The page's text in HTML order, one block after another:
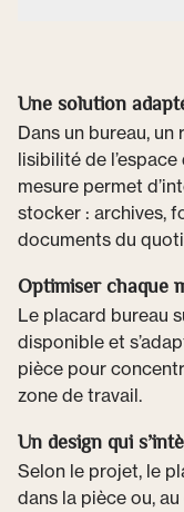
Une solution
Dans un bureau,
lisibilité de
mesure permet
stocker : archives,
documents du
Optimiser chaque
Le placard bureau
disponible et
pièce pour
zone de travail.
Un design qui
Selon le projet, le
dans la pièce ou,